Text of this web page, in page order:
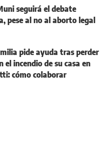
seguirá el debate
pese al no al aborto legal
pide ayuda tras perder
el incendio de su casa en
cómo colaborar